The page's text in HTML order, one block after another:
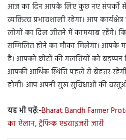
आज का दिन आपके लिए कुछ नए
व्यक्तित्व प्रभावशाली रहेगा। आप
लोगों का दिल जीतने में कामयाब रहेंगे।
सम्मिलित होने का मौका मिलेगा। आपके
है। आपको छोटों की गलतियों को बड़प्पन
आपकी आर्थिक स्थिति पहले से बेहतर
होगी। आप अपनी सुख सुविधाओं की
यह भी पढ़ें:-Bharat Bandh Farmer
का ऐलान, ट्रैफिक एडवाइजरी जारी